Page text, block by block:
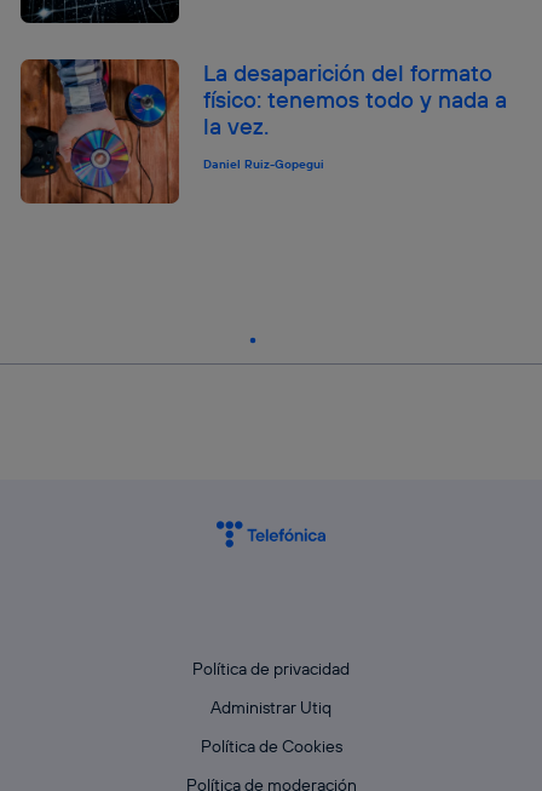
La desaparición del formato
físico: tenemos todo y nada a
la vez.
Daniel Ruiz-Gopegui
Política de privacidad
Administrar Utiq
Política de Cookies
Política de moderación